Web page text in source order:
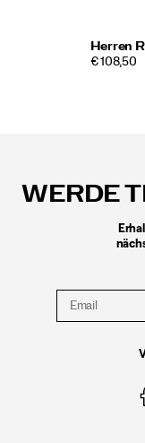
Herren
€ 108,50
WERDE